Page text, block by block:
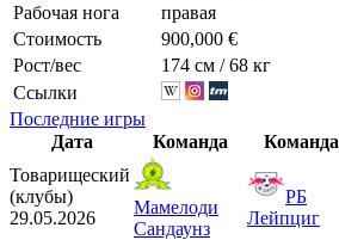
Рабочая нога
правая
Стоимость
900,000 €
Рост/вес
174 см / 68 кг
Ссылки
Последние игры
Дата
Команда
Команда
Товарищеский
(клубы)
29.05.2026
Мамелоди
Сандаунз
РБ
Лейпциг